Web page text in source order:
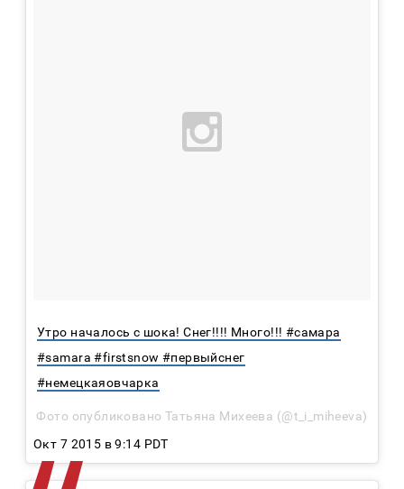
Утро началось с шока! Снег!!!! Много!!! #самара
#samara #firstsnow #первыйснег
#немецкаяовчарка
Фото опубликовано Татьяна Михеева (@t_i_miheeva)
Окт 7 2015 в 9:14 PDT